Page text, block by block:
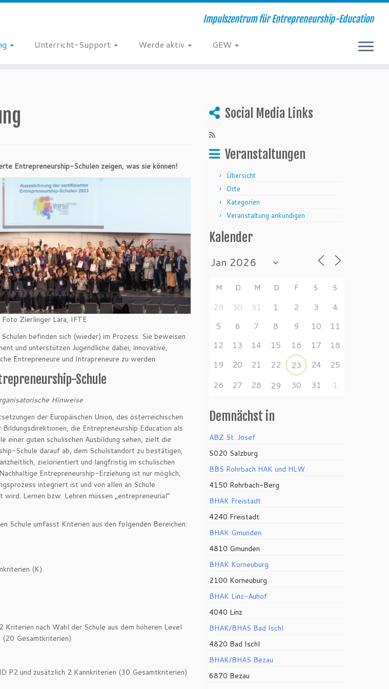
Impulszentrum für Entrepreneurship-Education
Unterricht-Support Werde aktiv GEW
Entrepreneurship-Schulen zeigen, was sie können!
Foto Zierlinger Lara, IFTE
befinden sich (wieder) im Prozess. Sie beweisen
und unterstützen Jugendliche dabei, innovative,
Entrepreneure und Intrapreneure zu werden.
Schule
Hinweise
der Europäischen Union, des österreichischen
die Entrepreneurship Education als
einer guten schulischen Ausbildung sehen, zielt die
Schule darauf ab, dem Schulstandort zu bestätigen,
zielorientiert und langfristig im schulischen
Entrepreneurship-Erziehung ist nur möglich,
integriert ist und von allen an Schule
Lernen bzw. Lehren müssen „entrepreneurial“
Schule umfasst Kriterien aus den folgenden Bereichen:
(K)
nach Wahl der Schule aus dem höheren Level
Gesamtkriterien)
P2 und zusätzlich 2 Kannkriterien (30 Gesamtkriterien)
Social Media Links
Veranstaltungen
Übersicht
Orte
Kategorien
Veranstaltung ankündigen
Kalender
M D M D F S S
29 30 31 1 2 3
4
5
6 7 8 9 10
11
12
13 14 15 16 17
18
19
20 21 22 23 24
25
26
27 28 29 30 31 1
Demnächst in
ABZ St. Josef
5020 Salzburg
BBS Rohrbach HAK und HLW
4150 Rohrbach-Berg
BHAK Freistadt
4240 Freistadt
BHAK Gmunden
4810 Gmunden
BHAK Korneuburg
2100 Korneuburg
BHAK Linz-Auhof
4040 Linz
BHAK/BHAS Bad Ischl
4820 Bad Ischl
BHAK/BHAS Bezau
6870 Bezau